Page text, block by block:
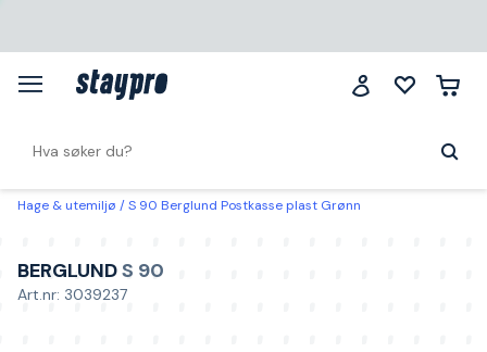
Hage & utemiljø S 90 Berglund Postkasse plast Grønn
BERGLUNDS 90
Art.nr: 3039237